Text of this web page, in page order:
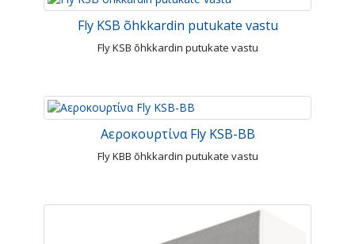
Fly KSB õhkkardin putukate vastu
Fly KSB õhkkardin putukate vastu
Αεροκουρτίνα Fly KSB-BB
Fly KBB õhkkardin putukate vastu